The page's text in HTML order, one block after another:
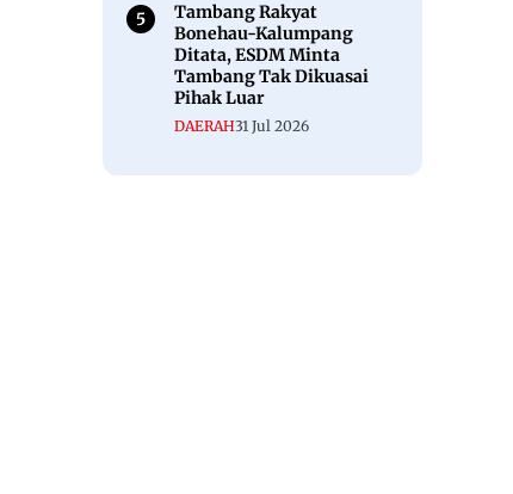
Tambang Rakyat
Bonehau-Kalumpang
Ditata, ESDM Minta
Tambang Tak Dikuasai
Pihak Luar
DAERAH31 Jul 2026